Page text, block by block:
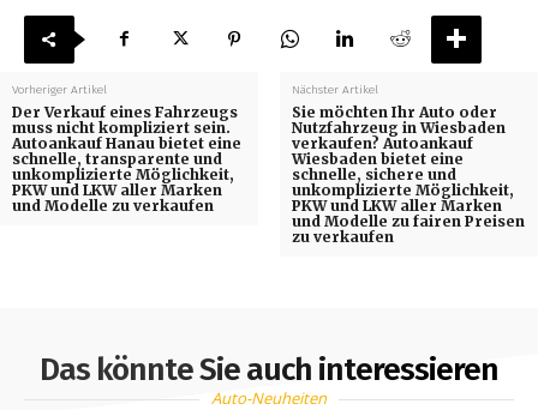
Vorheriger Artikel
Der Verkauf eines Fahrzeugs
muss nicht kompliziert sein.
Autoankauf Hanau bietet eine
schnelle, transparente und
unkomplizierte Möglichkeit,
PKW und LKW aller Marken
und Modelle zu verkaufen
Nächster Artikel
Sie möchten Ihr Auto oder
Nutzfahrzeug in Wiesbaden
verkaufen? Autoankauf
Wiesbaden bietet eine
schnelle, sichere und
unkomplizierte Möglichkeit,
PKW und LKW aller Marken
und Modelle zu fairen Preisen
zu verkaufen
Das könnte Sie auch interessieren
Auto-Neuheiten